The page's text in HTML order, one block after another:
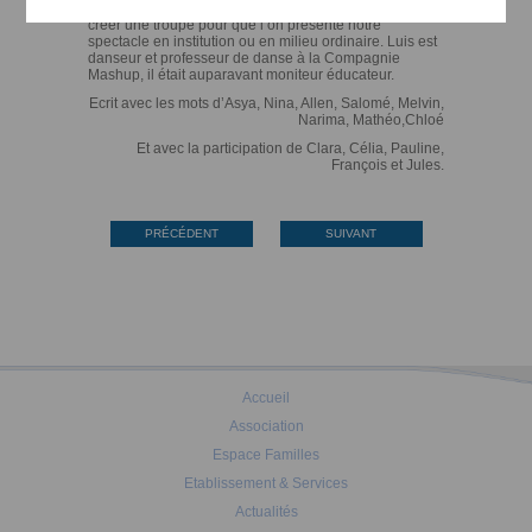
créer une troupe pour que l’on présente notre
spectacle en institution ou en milieu ordinaire. Luis est
danseur et professeur de danse à la Compagnie
Mashup, il était auparavant moniteur éducateur.
Ecrit avec les mots d’Asya, Nina, Allen, Salomé, Melvin,
Narima, Mathéo,Chloé
Et avec la participation de Clara, Célia, Pauline,
François et Jules.
PRÉCÉDENT SUIVANT
Accueil
Association
Espace Familles
Etablissement & Services
Actualités